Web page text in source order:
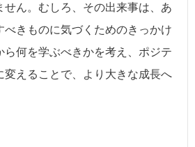
せん。むしろ、その出来事は、あ
べきものに気づくためのきっかけ
ら何を学ぶべきかを考え、ポジテ
変えることで、より大きな成長へ